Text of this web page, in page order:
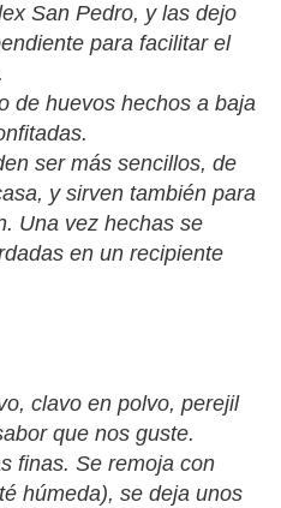
San Pedro, y las dejo
para facilitar el
de huevos hechos a baja
ser más sencillos, de
y sirven también para
Una vez hechas se
en un recipiente
clavo en polvo, perejil
que nos guste.
finas. Se remoja con
húmeda), se deja unos